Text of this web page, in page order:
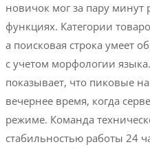
новичок мог за пару минут
функциях. Категории
а поисковая строка умеет
с учетом морфологии
показывает, что пиковые
вечернее время, когда
режиме. Команда
стабильностью работы 24